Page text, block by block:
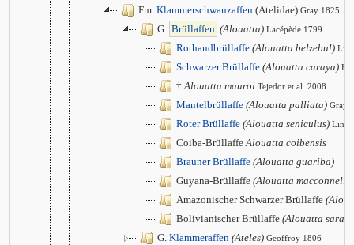
Fm. Klammerschwanzaffen (Atelidae) Gray 1825
G. Brüllaffen (Alouatta) Lacépède 1799
Rothandbrüllaffe (Alouatta belzebul)
Schwarzer Brüllaffe (Alouatta caraya)
†Alouatta mauroi Tejedor et al. 2008
Mantelbrüllaffe (Alouatta palliata) Gray
Roter Brüllaffe (Alouatta seniculus)
Coiba-BrüllaffeAlouatta coibensis
Brauner Brüllaffe (Alouatta guariba)
Guyana-Brüllaffe (Alouatta macconnelli)
Amazonischer Schwarzer Brüllaffe
Bolivianischer Brüllaffe (Alouatta sara)
G. Klammeraffen (Ateles) Geoffroy 1806